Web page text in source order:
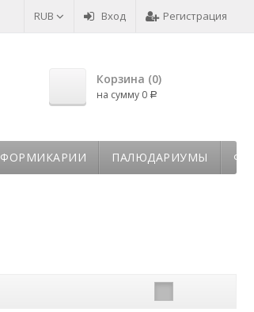
RUB Вход Регистрация
Корзина (0)
на сумму 0 Р
ФОРМИКАРИИ ПАЛЮДАРИУМЫ